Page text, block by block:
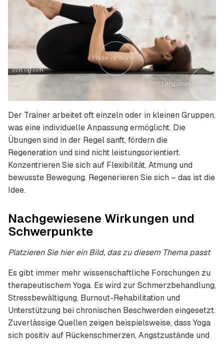
Der Trainer arbeitet oft einzeln oder in kleinen Gruppen,
was eine individuelle Anpassung ermöglicht. Die
Übungen sind in der Regel sanft, fördern die
Regeneration und sind nicht leistungsorientiert.
Konzentrieren Sie sich auf Flexibilität, Atmung und
bewusste Bewegung. Regenerieren Sie sich – das ist die
Idee.
Nachgewiesene Wirkungen und
Schwerpunkte
Platzieren Sie hier ein Bild, das zu diesem Thema passt
Es gibt immer mehr wissenschaftliche Forschungen zu
therapeutischem Yoga. Es wird zur Schmerzbehandlung,
Stressbewältigung, Burnout-Rehabilitation und
Unterstützung bei chronischen Beschwerden eingesetzt.
Zuverlässige Quellen zeigen beispielsweise, dass Yoga
sich positiv auf Rückenschmerzen, Angstzustände und